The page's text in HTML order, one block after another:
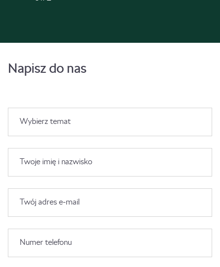
Napisz do nas
Wybierz temat
Twoje imię i nazwisko
Twój adres e-mail
Numer telefonu